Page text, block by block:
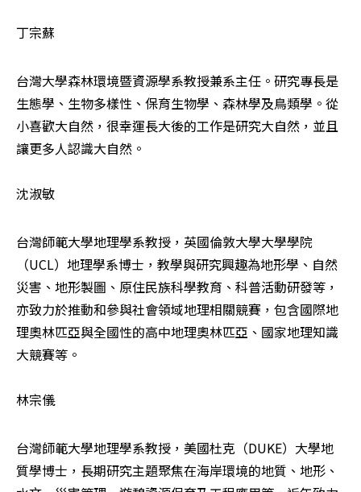
丁宗蘇
台灣大學森林環境暨資源學系教授兼系主任。研究專長是
生態學、生物多樣性、保育生物學、森林學及鳥類學。從
小喜歡大自然，很幸運長大後的工作是研究大自然，並且
讓更多人認識大自然。
沈淑敏
台灣師範大學地理學系教授，英國倫敦大學大學學院
（UCL）地理學系博士，教學與研究興趣為地形學、自然
災害、地形製圖、原住民族科學教育、科普活動研發等，
亦致力於推動和參與社會領域地理相關競賽，包含國際地
理奧林匹亞與全國性的高中地理奧林匹亞、國家地理知識
大競賽等。
林宗儀
台灣師範大學地理學系教授，美國杜克（DUKE）大學地
質學博士，長期研究主題聚焦在海岸環境的地質、地形、